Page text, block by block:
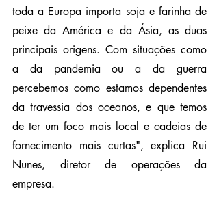
toda a Europa importa soja e farinha de
peixe da América e da Ásia, as duas
principais origens. Com situações como
a da pandemia ou a da guerra
percebemos como estamos dependentes
da travessia dos oceanos, e que temos
de ter um foco mais local e cadeias de
fornecimento mais curtas", explica Rui
Nunes, diretor de operações da
empresa.